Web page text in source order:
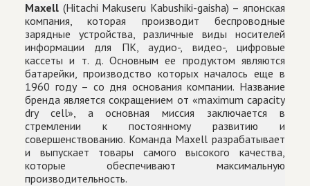
Maxell (Hitachi Makuseru Kabushiki-gaisha) – японская
компания, которая производит беспроводные
зарядные устройства, различные виды носителей
информации для ПК, аудио-, видео-, цифровые
кассеты и т. д. Основным ее продуктом являются
батарейки, производство которых началось еще в
1960 году – со дня основания компании. Название
бренда является сокращением от «maximum capacity
dry cell», а основная миссия заключается в
стремлении к постоянному развитию и
совершенствованию. Команда Maxell разрабатывает
и выпускает товары самого высокого качества,
которые обеспечивают максимальную
производительность.